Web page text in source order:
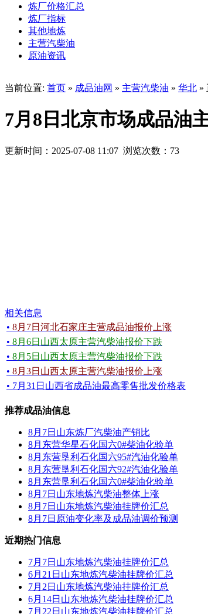
炼厂价格汇总
炼厂指标
其他地炼
主营汽柴油
原油资讯
当前位置: 首页 » 成品油网 » 主营汽柴油 » 华北 »
7月8日北京市场成品油
更新时间：2025-07-08 11:07 浏览次数： 73
相关信息
• 8月7日河北石家庄主营成品油报价上涨
• 8月6日山西太原主营汽柴油报价下跌
• 8月5日山西太原主营汽柴油报价下跌
• 8月3日山西太原主营汽柴油报价上涨
• 7月31日山西省成品油最高零售批发价格表
推荐成品油信息
8月7日山东炼厂汽柴油产销比
8月东营华星石化国六0#柴油化验单
8月东营垦利石化国六95#汽油化验单
8月东营垦利石化国六92#汽油化验单
8月东营垦利石化国六0#柴油化验单
8月7日山东地炼汽柴油整体上涨
8月7日山东地炼汽柴油挂牌价汇总
8月7日原油变化率及成品油调价预测
近期热门信息
7月7日山东地炼汽柴油挂牌价汇总
6月21日山东地炼汽柴油挂牌价汇总
7月2日山东地炼汽柴油挂牌价汇总
6月14日山东地炼汽柴油挂牌价汇总
7月22日山东地炼汽柴油挂牌价汇总